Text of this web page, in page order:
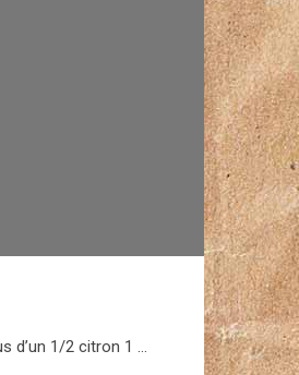
d’un 1/2 citron 1 …